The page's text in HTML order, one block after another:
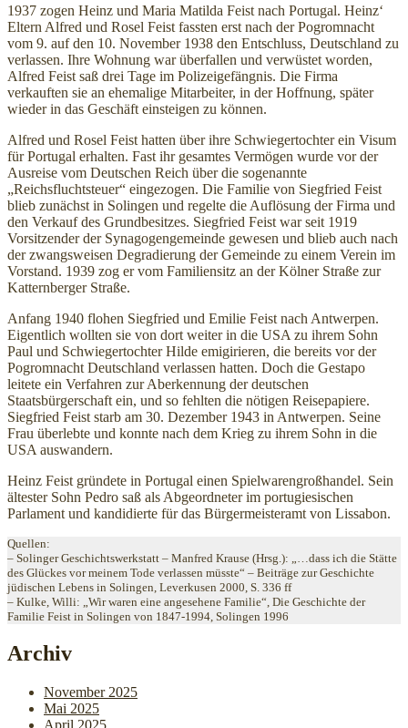
1937 zogen Heinz und Maria Matilda Feist nach Portugal. Heinz‘
Eltern Alfred und Rosel Feist fassten erst nach der Pogromnacht
vom 9. auf den 10. November 1938 den Entschluss, Deutschland zu
verlassen. Ihre Wohnung war überfallen und verwüstet worden,
Alfred Feist saß drei Tage im Polizeigefängnis. Die Firma
verkauften sie an ehemalige Mitarbeiter, in der Hoffnung, später
wieder in das Geschäft einsteigen zu können.
Alfred und Rosel Feist hatten über ihre Schwiegertochter ein Visum
für Portugal erhalten. Fast ihr gesamtes Vermögen wurde vor der
Ausreise vom Deutschen Reich über die sogenannte
„Reichsfluchtsteuer“ eingezogen. Die Familie von Siegfried Feist
blieb zunächst in Solingen und regelte die Auflösung der Firma und
den Verkauf des Grundbesitzes. Siegfried Feist war seit 1919
Vorsitzender der Synagogengemeinde gewesen und blieb auch nach
der zwangsweisen Degradierung der Gemeinde zu einem Verein im
Vorstand. 1939 zog er vom Familiensitz an der Kölner Straße zur
Katternberger Straße.
Anfang 1940 flohen Siegfried und Emilie Feist nach Antwerpen.
Eigentlich wollten sie von dort weiter in die USA zu ihrem Sohn
Paul und Schwiegertochter Hilde emigirieren, die bereits vor der
Pogromnacht Deutschland verlassen hatten. Doch die Gestapo
leitete ein Verfahren zur Aberkennung der deutschen
Staatsbürgerschaft ein, und so fehlten die nötigen Reisepapiere.
Siegfried Feist starb am 30. Dezember 1943 in Antwerpen. Seine
Frau überlebte und konnte nach dem Krieg zu ihrem Sohn in die
USA auswandern.
Heinz Feist gründete in Portugal einen Spielwarengroßhandel. Sein
ältester Sohn Pedro saß als Abgeordneter im portugiesischen
Parlament und kandidierte für das Bürgermeisteramt von Lissabon.
Quellen:
– Solinger Geschichtswerkstatt – Manfred Krause (Hrsg.): „…dass ich die Stätte
des Glückes vor meinem Tode verlassen müsste“ – Beiträge zur Geschichte
jüdischen Lebens in Solingen, Leverkusen 2000, S. 336 ff
– Kulke, Willi: „Wir waren eine angesehene Familie“, Die Geschichte der
Familie Feist in Solingen von 1847-1994, Solingen 1996
Archiv
November 2025
Mai 2025